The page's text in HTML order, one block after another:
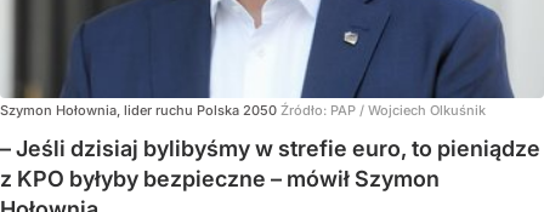
Szymon Hołownia, lider ruchu Polska 2050 Źródło: PAP / Wojciech Olkuśnik
– Jeśli dzisiaj bylibyśmy w strefie euro, to pieniądze
z KPO byłyby bezpieczne – mówił Szymon